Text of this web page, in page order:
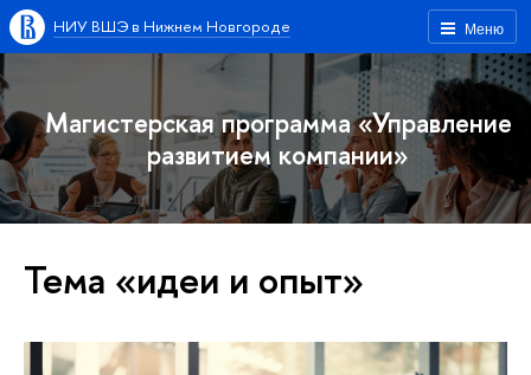
Меню
НИУ ВШЭ в Нижнем Новгороде
Магистерская программа «Управление
развитием компании»
Тема «идеи и опыт»